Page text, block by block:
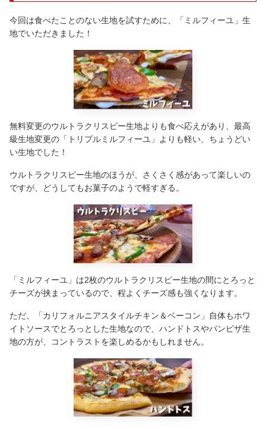
今回は食べたことのない生地を試すために、「ミルフィーユ」生
地でいただきました！
無料変更のウルトラクリスピー生地よりも食べ応えがあり、最高
級生地変更の「トリプルミルフィーユ」よりも軽い、ちょうどい
い生地でした！
ウルトラクリスピー生地のほうが、さくさく感があって楽しいの
ですが、どうしてもお菓子のようで軽すぎる。
「ミルフィーユ」は2枚のウルトラクリスピー生地の間にとろっと
チーズが挟まっているので、程よくチーズ感も強くなります。
ただ、「カリフォルニアスタイルチキン＆ベーコン」自体もホワ
イトソースでとろっとした生地なので、ハンドトスやパンピザ生
地の方が、コントラストを楽しめるかもしれません。